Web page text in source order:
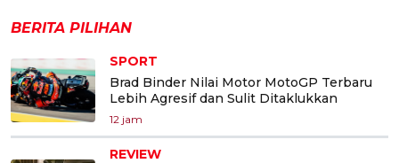
BERITA PILIHAN
SPORT
Brad Binder Nilai Motor MotoGP Terbaru
Lebih Agresif dan Sulit Ditaklukkan
12 jam
REVIEW